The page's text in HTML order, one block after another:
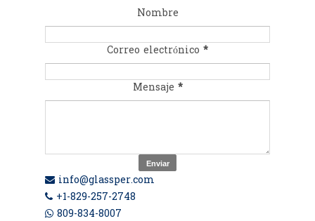
Nombre
Correo electrónico *
Mensaje *
info@glassper.com
+1-829-257-2748
809-834-8007